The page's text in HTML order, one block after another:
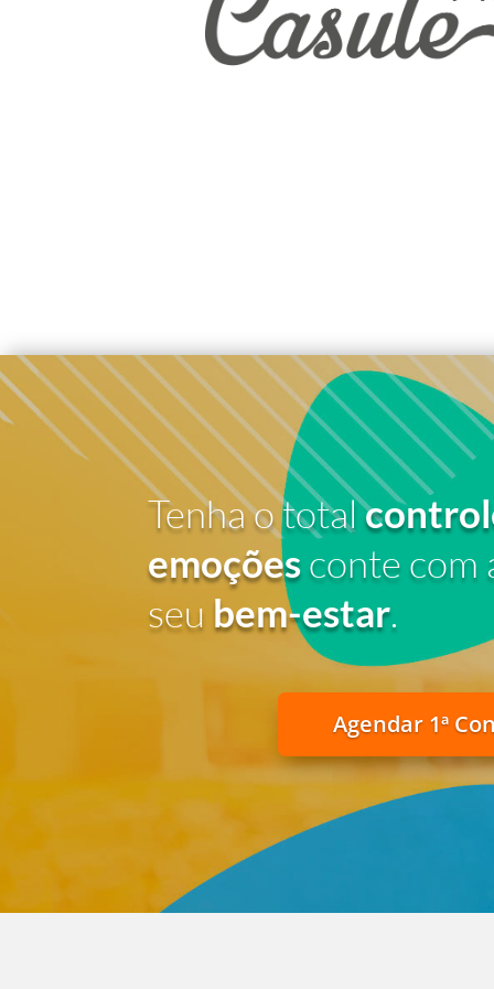
Tenha o total
emoçõesconte com
seu bem-estar.
Agendar 1ª